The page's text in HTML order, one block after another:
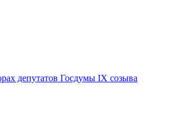
депутатов Госдумы IX созыва